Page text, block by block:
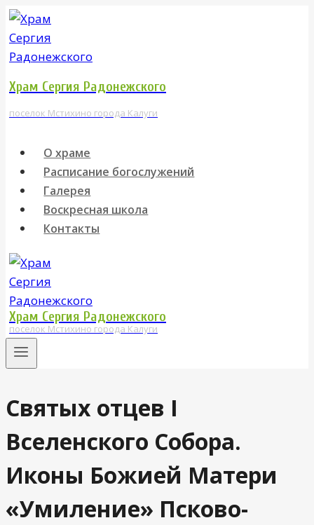
Перейти
к
содержимому
Храм Сергия Радонежского
поселок Мстихино города Калуги
О храме
Расписание богослужений
Галерея
Воскресная школа
Контакты
Храм Сергия Радонежского
поселок Мстихино города Калуги
Святых отцев I
Вселенского Собора.
Иконы Божией Матери
«Умиление» Псково-